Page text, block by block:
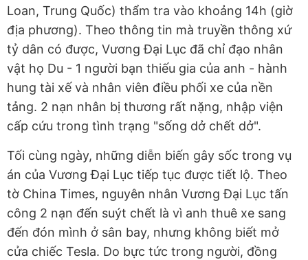
Loan, Trung Quốc) thẩm tra vào khoảng 14h (giờ
địa phương). Theo thông tin mà truyền thông xứ
tỷ dân có được, Vương Đại Lục đã chỉ đạo nhân
vật họ Du - 1 người bạn thiếu gia của anh - hành
hung tài xế và nhân viên điều phối xe của nền
tảng. 2 nạn nhân bị thương rất nặng, nhập viện
cấp cứu trong tình trạng "sống dở chết dở".
Tối cùng ngày, những diễn biến gây sốc trong vụ
án của Vương Đại Lục tiếp tục được tiết lộ. Theo
tờ China Times, nguyên nhân Vương Đại Lục tấn
công 2 nạn đến suýt chết là vì anh thuê xe sang
đến đón mình ở sân bay, nhưng không biết mở
cửa chiếc Tesla. Do bực tức trong người, đồng